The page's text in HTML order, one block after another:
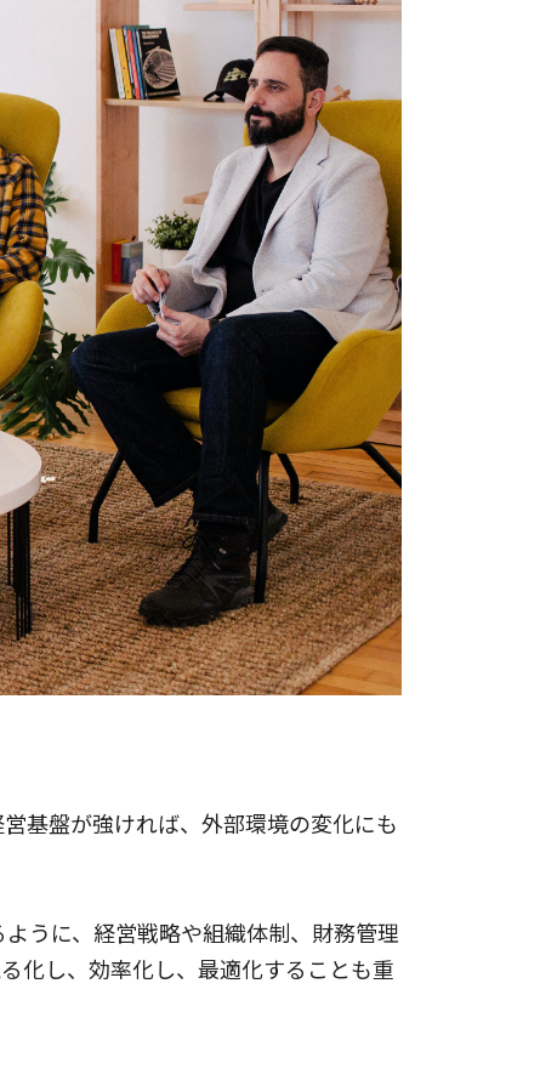
基盤が強ければ、外部環境の変化にも
うに、経営戦略や組織体制、財務管理
化し、効率化し、最適化することも重